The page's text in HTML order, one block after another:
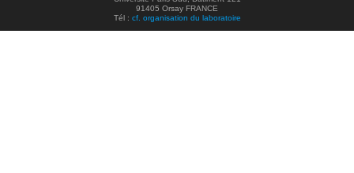
91405 Orsay FRANCE
Tél : cf. organisation du laboratoire